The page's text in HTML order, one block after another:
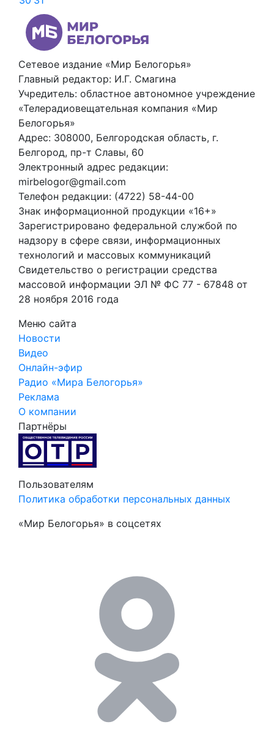
Сетевое издание «Мир Белогорья»
Главный редактор: И.Г. Смагина
Учредитель: областное автономное учреждение
«Телерадиовещательная компания «Мир
Белогорья»
Адрес: 308000, Белгородская область, г.
Белгород, пр-т Славы, 60
Электронный адрес редакции:
mirbelogor@gmail.com
Телефон редакции: (4722) 58-44-00
Знак информационной продукции «16+»
Зарегистрировано федеральной службой по
надзору в сфере связи, информационных
технологий и массовых коммуникаций
Свидетельство о регистрации средства
массовой информации ЭЛ № ФС 77 - 67848 от
28 ноября 2016 года
Меню сайта
Новости
Видео
Онлайн-эфир
Радио «Мира Белогорья»
Реклама
О компании
Партнёры
Пользователям
Политика обработки персональных данных
«Мир Белогорья» в соцсетях